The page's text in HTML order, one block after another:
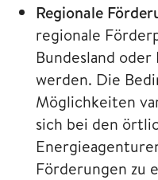
Regionale
regionale
Bundesland
werden. Die
Möglichkeiten
sich bei den
Förderungen zu